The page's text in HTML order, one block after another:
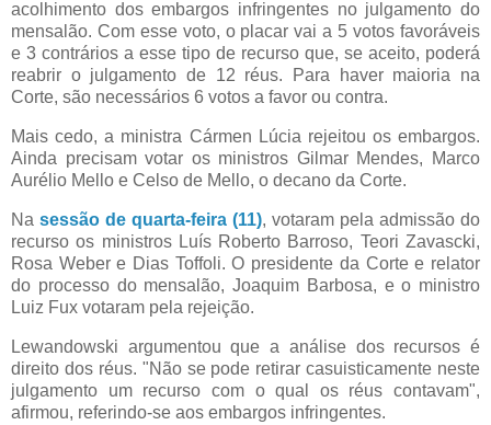
acolhimento dos embargos infringentes no julgamento do
mensalão. Com esse voto, o placar vai a 5 votos favoráveis
e 3 contrários a esse tipo de recurso que, se aceito, poderá
reabrir o julgamento de 12 réus. Para haver maioria na
Corte, são necessários 6 votos a favor ou contra.
Mais cedo, a ministra Cármen Lúcia rejeitou os embargos.
Ainda precisam votar os ministros Gilmar Mendes, Marco
Aurélio Mello e Celso de Mello, o decano da Corte.
Na sessão de quarta-feira (11), votaram pela admissão do
recurso os ministros Luís Roberto Barroso, Teori Zavascki,
Rosa Weber e Dias Toffoli. O presidente da Corte e relator
do processo do mensalão, Joaquim Barbosa, e o ministro
Luiz Fux votaram pela rejeição.
Lewandowski argumentou que a análise dos recursos é
direito dos réus. "Não se pode retirar casuisticamente neste
julgamento um recurso com o qual os réus contavam",
afirmou, referindo-se aos embargos infringentes.